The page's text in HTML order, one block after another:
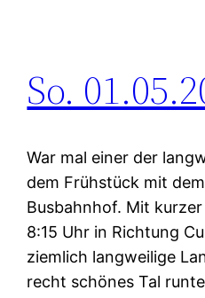
So.
War mal einer der
dem Frühstück mit
Busbahnhof. Mit
8:15 Uhr in Richtung
ziemlich langweilige
recht schönes Tal